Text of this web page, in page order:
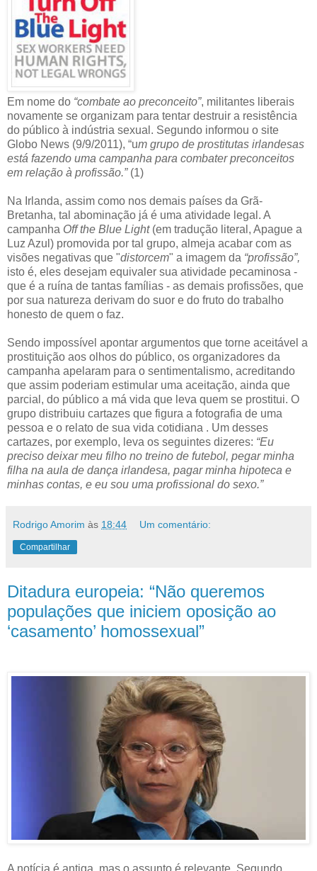
Em nome do “combate ao preconceito”, militantes liberais
novamente se organizam para tentar destruir a resistência
do público à indústria sexual. Segundo informou o site
Globo News (9/9/2011), “um grupo de prostitutas irlandesas
está fazendo uma campanha para combater preconceitos
em relação à profissão.” (1)
Na Irlanda, assim como nos demais países da Grã-
Bretanha, tal abominação já é uma atividade legal. A
campanha Off the Blue Light(em tradução literal, Apague a
Luz Azul) promovida por tal grupo, almeja acabar com as
visões negativas que "distorcem" a imagem da “profissão”,
isto é, eles desejam equivaler sua atividade pecaminosa -
que é a ruína de tantas famílias - as demais profissões, que
por sua natureza derivam do suor e do fruto do trabalho
honesto de quem o faz.
Sendo impossível apontar argumentos que torne aceitável a
prostituição aos olhos do público, os organizadores da
campanha apelaram para o sentimentalismo, acreditando
que assim poderiam estimular uma aceitação, ainda que
parcial, do público a má vida que leva quem se prostitui. O
grupo distribuiu cartazes que figura a fotografia de uma
pessoa e o relato de sua vida cotidiana . Um desses
cartazes, por exemplo, leva os seguintes dizeres: “Eu
preciso deixar meu filho no treino de futebol, pegar minha
filha na aula de dança irlandesa, pagar minha hipoteca e
minhas contas, e eu sou uma profissional do sexo.”
Rodrigo Amorim às 18:44 Um comentário:
Compartilhar
Ditadura europeia: “Não queremos
populações que iniciem oposição ao
‘casamento’ homossexual”
A notícia é antiga, mas o assunto é relevante. Segundo